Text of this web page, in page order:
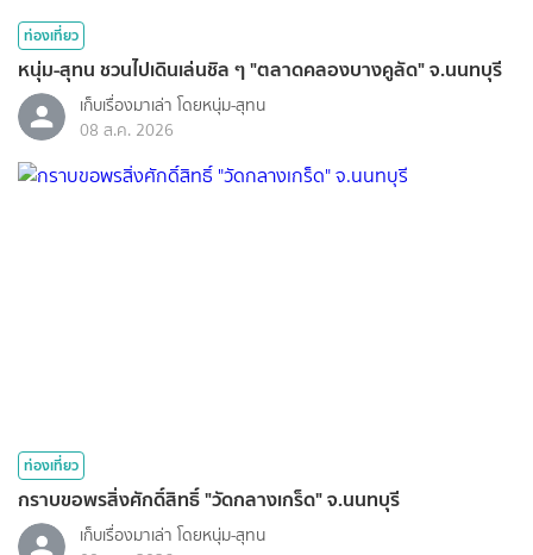
ท่องเที่ยว
หนุ่ม-สุทน ชวนไปเดินเล่นชิล ๆ "ตลาดคลองบางคูลัด" จ.นนทบุรี
เก็บเรื่องมาเล่า โดยหนุ่ม-สุทน
08 ส.ค. 2026
ท่องเที่ยว
กราบขอพรสิ่งศักดิ์สิทธิ์ "วัดกลางเกร็ด" จ.นนทบุรี
เก็บเรื่องมาเล่า โดยหนุ่ม-สุทน